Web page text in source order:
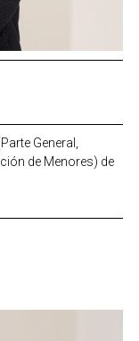
General,
de Menores) de